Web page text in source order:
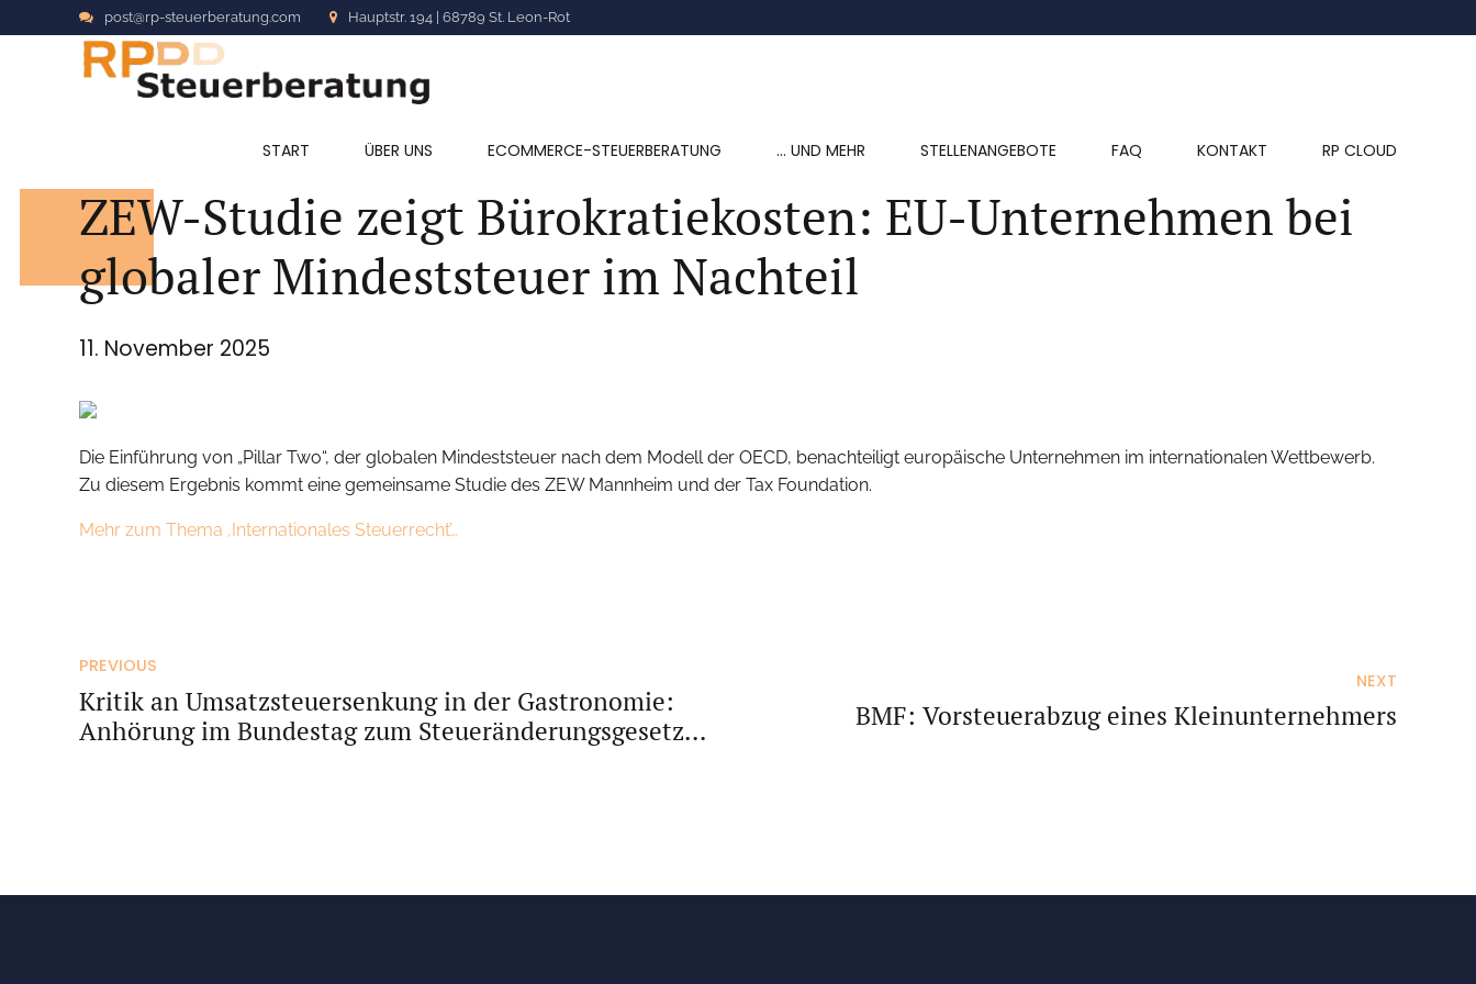
post@rp-steuerberatung.com Hauptstr. 194 | 68789 St. Leon-Rot
START ÜBER UNS ECOMMERCE-STEUERBERATUNG … UND MEHR STELLENANGEBOTE FAQ KONTAKT RP CLOUD
ZEW-Studie zeigt Bürokratiekosten: EU-Unternehmen bei
globaler Mindeststeuer im Nachteil
11. November 2025
Die Einführung von „Pillar Two“, der globalen Mindeststeuer nach dem Modell der OECD, benachteiligt europäische Unternehmen im internationalen Wettbewerb.
Zu diesem Ergebnis kommt eine gemeinsame Studie des ZEW Mannheim und der Tax Foundation.
Mehr zum Thema ‚Internationales Steuerrecht’…
PREVIOUS
Kritik an Umsatzsteuersenkung in der Gastronomie:
Anhörung im Bundestag zum Steueränderungsgesetz
NEXT
BMF: Vorsteuerabzug eines Kleinunternehmers